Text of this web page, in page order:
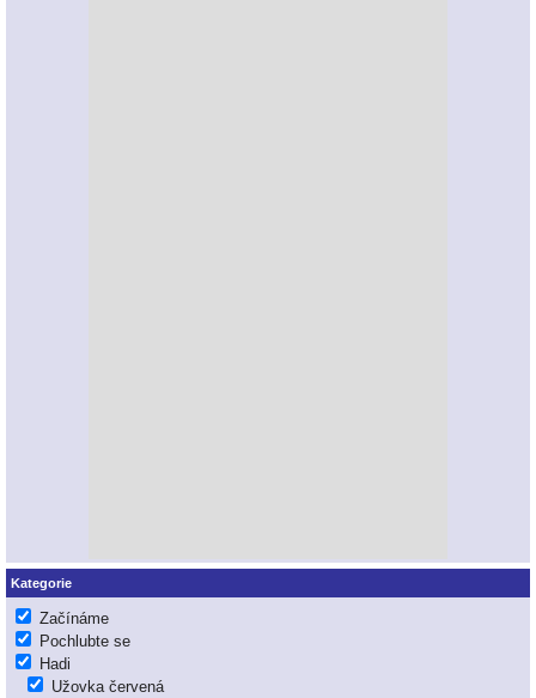
Kategorie
Začínáme
Pochlubte se
Hadi
Užovka červená